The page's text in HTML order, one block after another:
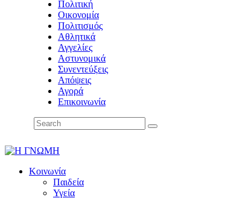
Πολιτική
Οικονομία
Πολιτισμός
Αθλητικά
Αγγελίες
Αστυνομικά
Συνεντεύξεις
Απόψεις
Αγορά
Επικοινωνία
Κοινωνία
Παιδεία
Υγεία